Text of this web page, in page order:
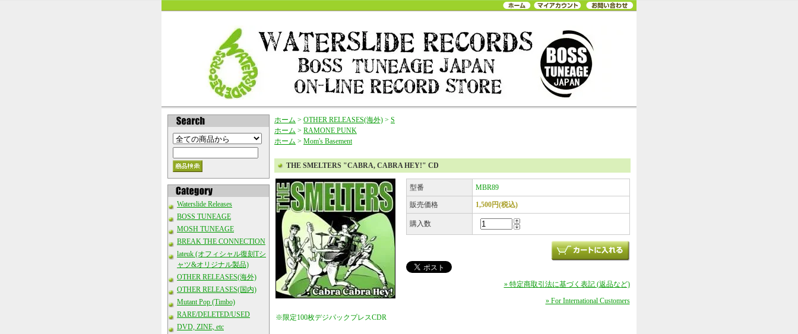
Waterslide Releases
BOSS TUNEAGE
MOSH TUNEAGE
BREAK THE CONNECTION
lateuk (オフィシャル復刻Tシ
ャツ&オリジナル製品)
OTHER RELEASES(海外)
OTHER RELEASES(国内)
Mutant Pop (Timbo)
RARE/DELETED/USED
DVD, ZINE, etc
ホーム > OTHER RELEASES(海外) > S
ホーム > RAMONE PUNK
ホーム > Mom's Basement
THE SMELTERS "CABRA, CABRA HEY!" CD
型番 MBR89
販売価格 1,500円(税込)
購入数
» 特定商取引法に基づく表記 (返品など)
» For International Customers
※限定100枚デジパックプレスCDR